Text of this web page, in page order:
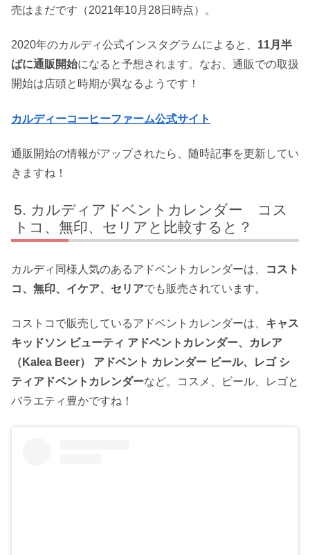
売はまだです（2021年10月28日時点）。
2020年のカルディ公式インスタグラムによると、 11月半
ばに通販開始になると予想されます。なお、通販での取扱
開始は店頭と時期が異なるようです！
カルディーコーヒーファーム公式サイト
通販開始の情報がアップされたら、随時記事を更新してい
きますね！
カルディアドベントカレンダー コス
トコ、無印、セリアと比較すると？
カルディ同様人気のあるアドベントカレンダーは、
コスト
コ、無印、イケア、セリアでも販売されています。
コストコで販売しているアドベントカレンダーは、 キャス
キッドソン ビューティ アドベントカレンダー、カレア
（Kalea Beer） アドベント カレンダー ビール、レゴ シ
ティアドベントカレンダーなど。コスメ、ビール、レゴと
バラエティ豊かですね！